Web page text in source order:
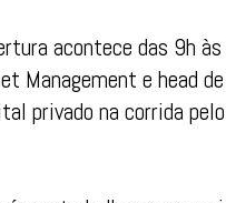
acontece das 9h
Management e head
privado na corrida